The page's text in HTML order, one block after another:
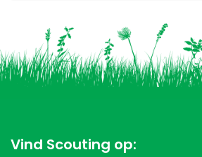
Vind Scouting op: